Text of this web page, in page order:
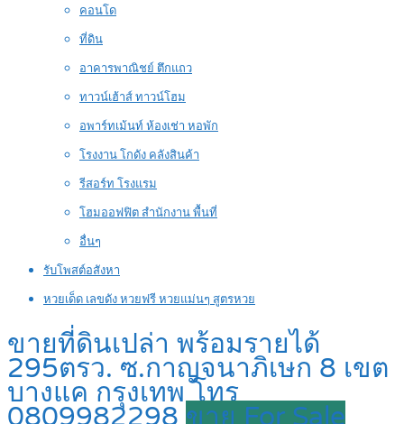
คอนโด
ที่ดิน
อาคารพาณิชย์ ตึกแถว
ทาวน์เฮ้าส์ ทาวน์โฮม
อพาร์ทเม้นท์ ห้องเช่า หอพัก
โรงงาน โกดัง คลังสินค้า
รีสอร์ท โรงแรม
โฮมออฟฟิต สำนักงาน พื้นที่
อื่นๆ
รับโพสต์อสังหา
หวยเด็ด เลขดัง หวยฟรี หวยแม่นๆ สูตรหวย
ขายที่ดินเปล่า พร้อมรายได้
295ตรว. ซ.กาญจนาภิเษก 8 เขต
บางแค กรุงเทพ โทร
0809982298 ขาย For Sale